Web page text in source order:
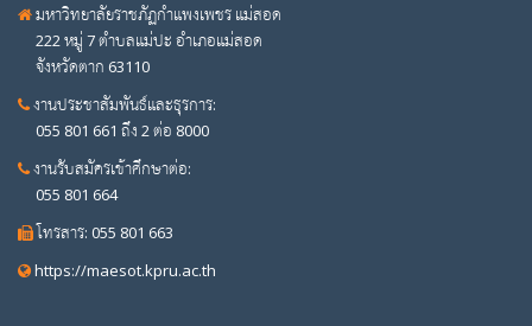
มหาวิทยาลัยราชภัฏกำแพงเพชร แม่สอด
222 หมู่ 7 ตำบลแม่ปะ อำเภอแม่สอด
จังหวัดตาก 63110
งานประชาสัมพันธ์และธุรการ:
055 801 661 ถึง 2 ต่อ 8000
งานรับสมัครเข้าศึกษาต่อ:
055 801 664
โทรสาร: 055 801 663
https://maesot.kpru.ac.th